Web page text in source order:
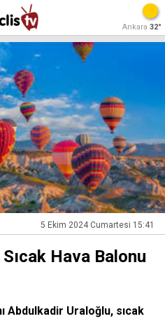
Ankara 32°
5 Ekim 2024 Cumartesi 15:41
Hava Balonu
Abdulkadir Uraloğlu, sıcak